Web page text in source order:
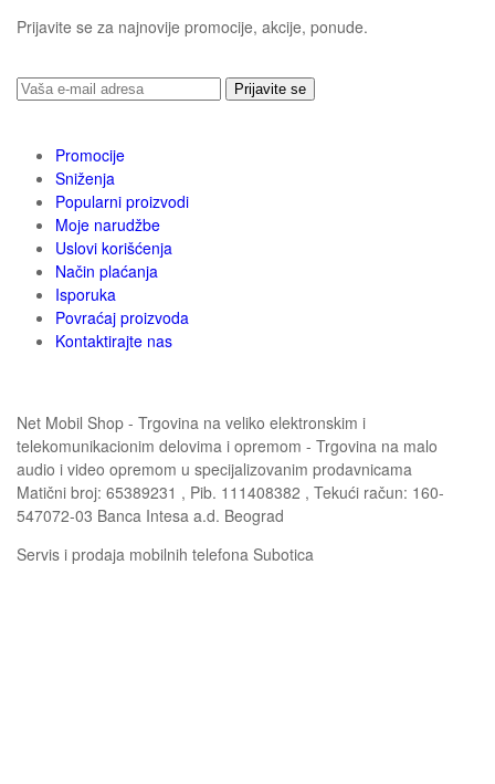
Prijavite se za najnovije promocije, akcije, ponude.
Prijavite se
Promocije
Sniženja
Popularni proizvodi
Moje narudžbe
Uslovi korišćenja
Način plaćanja
Isporuka
Povraćaj proizvoda
Kontaktirajte nas
Net Mobil Shop - Trgovina na veliko elektronskim i
telekomunikacionim delovima i opremom - Trgovina na malo
audio i video opremom u specijalizovanim prodavnicama
Matični broj: 65389231 , Pib. 111408382 , Tekući račun: 160-
547072-03 Banca Intesa a.d. Beograd
Servis i prodaja mobilnih telefona Subotica